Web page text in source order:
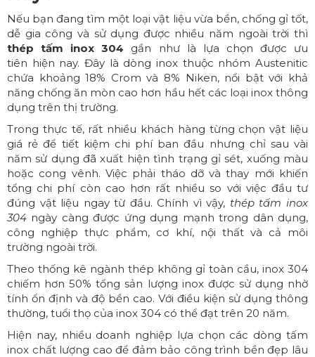
Nếu bạn đang tìm một loại vật liệu vừa bền, chống gỉ tốt,
dễ gia công và sử dụng được nhiều năm ngoài trời thì
thép tấm inox 304 gần như là lựa chọn được ưu
tiên hiện nay. Đây là dòng inox thuộc nhóm Austenitic
chứa khoảng 18% Crom và 8% Niken, nổi bật với khả
năng chống ăn mòn cao hơn hầu hết các loại inox thông
dụng trên thị trường.
Trong thực tế, rất nhiều khách hàng từng chọn vật liệu
giá rẻ để tiết kiệm chi phí ban đầu nhưng chỉ sau vài
năm sử dụng đã xuất hiện tình trạng gỉ sét, xuống màu
hoặc cong vênh. Việc phải tháo dỡ và thay mới khiến
tổng chi phí còn cao hơn rất nhiều so với việc đầu tư
đúng vật liệu ngay từ đầu. Chính vì vậy, thép tấm inox
304 ngày càng được ứng dụng mạnh trong dân dụng,
công nghiệp thực phẩm, cơ khí, nội thất và cả môi
trường ngoài trời.
Theo thống kê ngành thép không gỉ toàn cầu, inox 304
chiếm hơn 50% tổng sản lượng inox được sử dụng nhờ
tính ổn định và độ bền cao. Với điều kiện sử dụng thông
thường, tuổi thọ của inox 304 có thể đạt trên 20 năm.
Hiện nay, nhiều doanh nghiệp lựa chọn các dòng tấm
inox chất lượng cao để đảm bảo công trình bền đẹp lâu